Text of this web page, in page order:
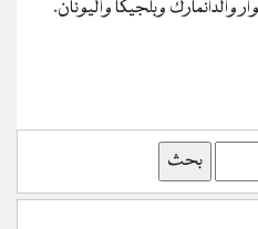
والدانمارك وبلجيكا واليونان.